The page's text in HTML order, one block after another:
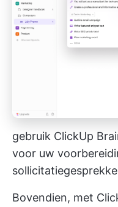
gebruik ClickUp
voor uw
Bovendien, met